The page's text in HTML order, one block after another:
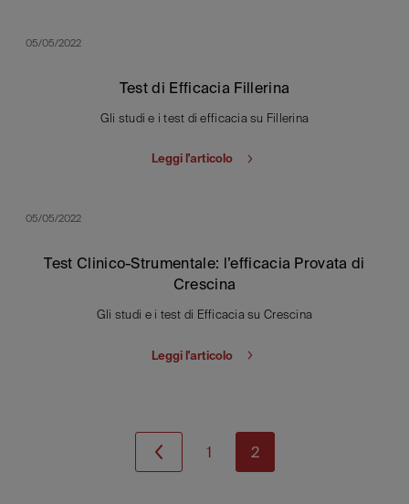
05/05/2022
Test di Efficacia Fillerina
Gli studi e i test di efficacia su Fillerina
Leggi l'articolo
05/05/2022
Test Clinico-Strumentale: l’efficacia Provata di
Crescina
Gli studi e i test di Efficacia su Crescina
Leggi l'articolo
1 2